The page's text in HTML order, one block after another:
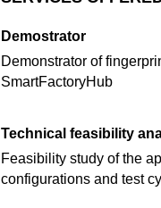
Demostrator
Demonstrator of
SmartFactoryHub
Technical feasibility
Feasibility study of the
configurations and test